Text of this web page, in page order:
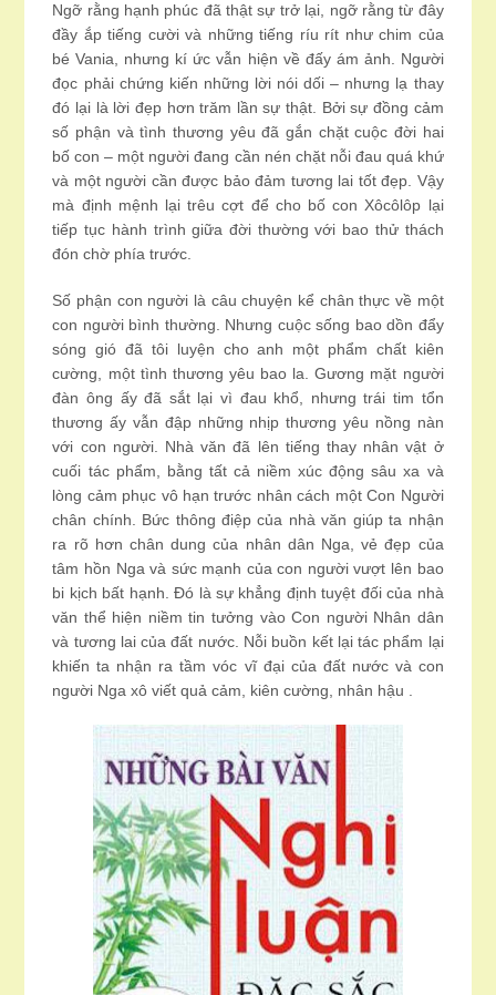
Ngỡ rằng hạnh phúc đã thật sự trở lại, ngỡ rằng từ đây
đầy ắp tiếng cười và những tiếng ríu rít như chim của
bé Vania, nhưng kí ức vẫn hiện về đấy ám ảnh. Người
đọc phải chứng kiến những lời nói dối – nhưng lạ thay
đó lại là lời đẹp hơn trăm lần sự thật. Bởi sự đồng cảm
số phận và tình thương yêu đã gắn chặt cuộc đời hai
bố con – một người đang cần nén chặt nỗi đau quá khứ
và một người cần được bảo đảm tương lai tốt đẹp. Vậy
mà định mệnh lại trêu cợt để cho bố con Xôcôlôp lại
tiếp tục hành trình giữa đời thường với bao thử thách
đón chờ phía trước.
Số phận con người là câu chuyện kể chân thực về một
con người bình thường. Nhưng cuộc sống bao dồn đẩy
sóng gió đã tôi luyện cho anh một phẩm chất kiên
cường, một tình thương yêu bao la. Gương mặt người
đàn ông ấy đã sắt lại vì đau khổ, nhưng trái tim tổn
thương ấy vẫn đập những nhịp thương yêu nồng nàn
với con người. Nhà văn đã lên tiếng thay nhân vật ở
cuối tác phẩm, bằng tất cả niềm xúc động sâu xa và
lòng cảm phục vô hạn trước nhân cách một Con Người
chân chính. Bức thông điệp của nhà văn giúp ta nhận
ra rõ hơn chân dung của nhân dân Nga, vẻ đẹp của
tâm hồn Nga và sức mạnh của con người vượt lên bao
bi kịch bất hạnh. Đó là sự khẳng định tuyệt đối của nhà
văn thể hiện niềm tin tưởng vào Con người Nhân dân
và tương lai của đất nước. Nỗi buồn kết lại tác phẩm lại
khiến ta nhận ra tầm vóc vĩ đại của đất nước và con
người Nga xô viết quả cảm, kiên cường, nhân hậu .